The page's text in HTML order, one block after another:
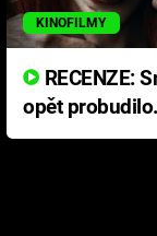
KINOFILMY
opět
přichází s